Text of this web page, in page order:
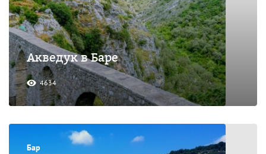
Акведук в Баре
4634
Бар